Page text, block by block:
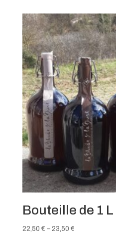
Bouteille de 1 L
22,50 € – 23,50 €